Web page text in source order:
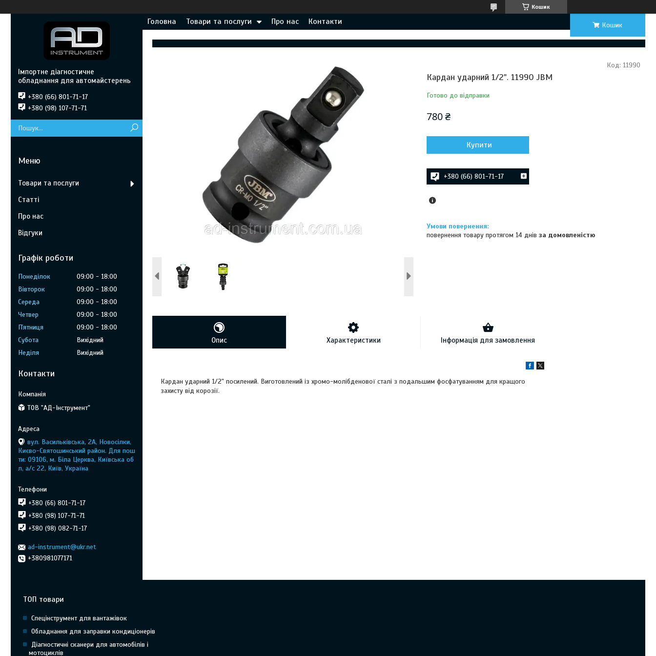
Кошик
Головна Товари та послуги Про нас Контакти Кошик
Кардан ударний 1/2". 11990 JBM
Готово до відправки
Код: 11990
780 ₴
Купити
+380 (66) 801-71-17
повернення товару протягом 14 днівза домовленістю
Опис Характеристики Інформація для замовлення
Кардан ударний 1/2" посилений. Виготовлений із хромо-молібденової сталі з подальшим фосфатуванням для кращого
захисту від корозії.
Імпортне діагностичне
обладнання для автомайстерень
+380 (66) 801-71-17
+380 (98) 107-71-71
Товари та послуги
Статті
Про нас
Відгуки
Графік роботи
Понеділок 09:00
18:00
Вівторок
09:00
18:00
Середа
09:00
18:00
Четвер
09:00
18:00
Пʼятниця
09:00
18:00
Субота
Вихідний
Неділя
Вихідний
Контакти
ТОВ "АД-Інструмент"
вул. Васильківська, 2А, Новосілки,
Києво-Святошинський район. Для пош
ти: 09106, м. Біла Церква, Київська об
л, а/с 22, Київ, Україна
+380 (66) 801-71-17
+380 (98) 107-71-71
+380 (98) 082-71-17
ad-instrument@ukr.net
+380981077171
ТОП товари
Спецінструмент для вантажівок
Обладнання для заправки кондиціонерів
Діагностичні сканери для автомобілів і
мотоциклів